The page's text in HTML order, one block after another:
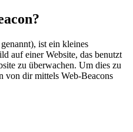
ist ein kleines
auf einer Website, das benutzt
zu überwachen. Um dies zu
von dir mittels Web-Beacons